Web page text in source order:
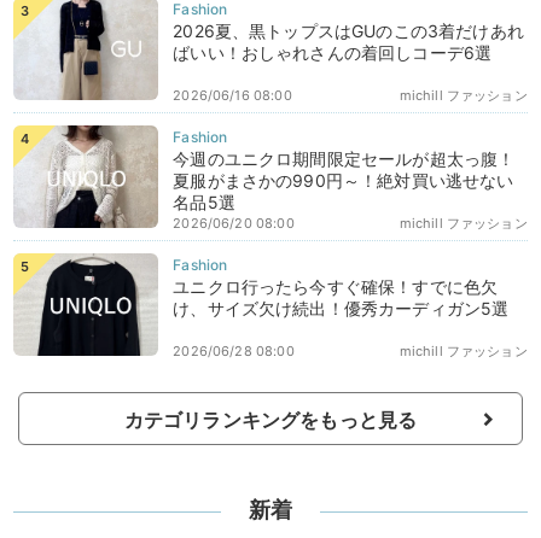
2026夏、黒トップスはGUのこの3着だけあれ
ばいい！おしゃれさんの着回しコーデ6選
michill ファッション
2026/06/16 08:00
今週のユニクロ期間限定セールが超太っ腹！
夏服がまさかの990円～！絶対買い逃せない
名品5選
michill ファッション
2026/06/20 08:00
ユニクロ行ったら今すぐ確保！すでに色欠
け、サイズ欠け続出！優秀カーディガン5選
michill ファッション
2026/06/28 08:00
カテゴリランキングをもっと見る
新着